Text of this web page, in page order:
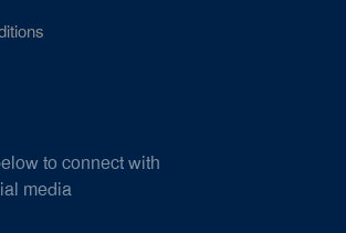
to connect with
media